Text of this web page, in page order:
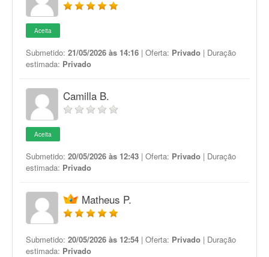
Aceita
Submetido: 21/05/2026 às 14:16 | Oferta: Privado | Duração
estimada: Privado
Camilla B.
Aceita
Submetido: 20/05/2026 às 12:43 | Oferta: Privado | Duração
estimada: Privado
Matheus P.
Submetido: 20/05/2026 às 12:54 | Oferta: Privado | Duração
estimada: Privado